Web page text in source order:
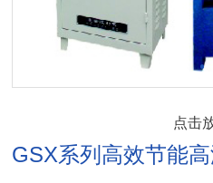
点击
GSX系列高效节能